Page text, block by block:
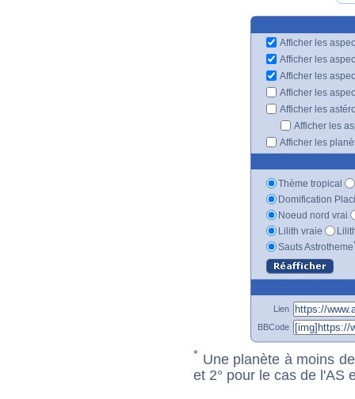
Afficher les
Afficher les
Afficher les
Afficher les
Afficher les
Afficher les
Afficher les
Thème tropical
Domification
Noeud nord vrai
Lilith vraie
Sauts Astrotheme
Lien
BBCode
* Une planète à moins
et 2° pour le cas de l'AS